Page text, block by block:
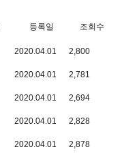
등록일 조회수
2020.04.01 2,800
2020.04.01 2,781
2020.04.01 2,694
2020.04.01 2,828
2020.04.01
2,878